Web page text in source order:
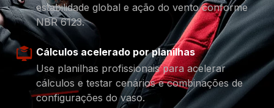
estabilidade global e ação do vento conforme
NBR 6123.
Cálculos acelerado por planilhas
Use planilhas profissionais para acelerar
cálculos e testar cenários e combinações de
configurações do vaso.